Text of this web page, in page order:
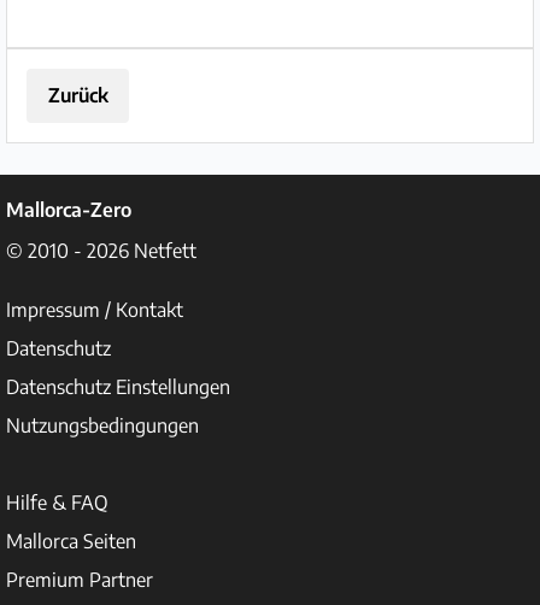
Zurück
Mallorca-Zero
© 2010 - 2026 Netfett
Impressum / Kontakt
Datenschutz
Datenschutz Einstellungen
Nutzungsbedingungen
Hilfe & FAQ
Mallorca Seiten
Premium Partner